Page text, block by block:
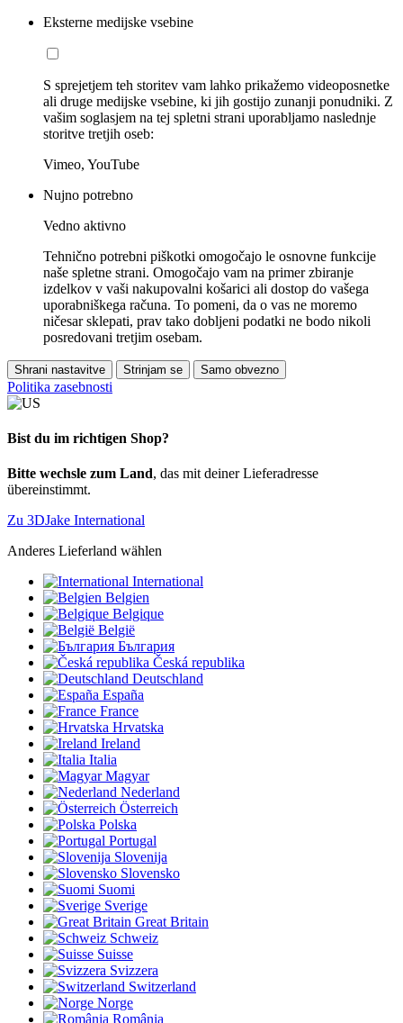
Eksterne medijske vsebine
S sprejetjem teh storitev vam lahko prikažemo videoposnetke
ali druge medijske vsebine, ki jih gostijo zunanji ponudniki. Z
vašim soglasjem na tej spletni strani uporabljamo naslednje
storitve tretjih oseb:
Vimeo, YouTube
Nujno potrebno
Vedno aktivno
Tehnično potrebni piškotki omogočajo le osnovne funkcije
naše spletne strani. Omogočajo vam na primer zbiranje
izdelkov v vaši nakupovalni košarici ali dostop do vašega
uporabniškega računa. To pomeni, da o vas ne moremo
ničesar sklepati, prav tako dobljeni podatki ne bodo nikoli
posredovani tretjim osebam.
Shrani nastavitve Strinjam se Samo obvezno
Politika zasebnosti
Bist du im richtigen Shop?
Bitte wechsle zum Land, das mit deiner Lieferadresse
übereinstimmt.
Zu 3DJake International
Anderes Lieferland wählen
International
Belgien
Belgique
België
България
Česká republika
Deutschland
España
France
Hrvatska
Ireland
Italia
Magyar
Nederland
Österreich
Polska
Portugal
Slovenija
Slovensko
Suomi
Sverige
Great Britain
Schweiz
Suisse
Svizzera
Switzerland
Norge
România